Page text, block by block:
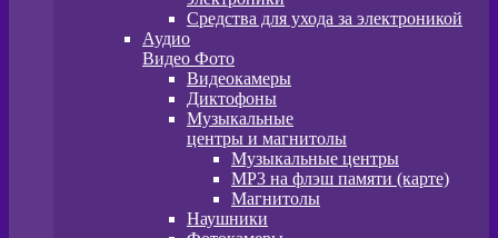
Средства для ухода за электроникой
Аудио
Видео Фото
Видеокамеры
Диктофоны
Музыкальные
центры и магнитолы
Музыкальные центры
MP3 на флэш памяти (карте)
Магнитолы
Наушники